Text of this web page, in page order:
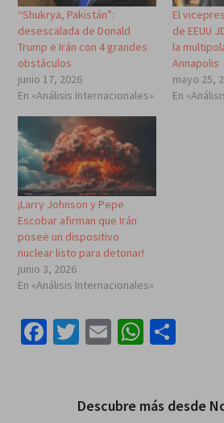
“Shukrya, Pakistán”:
desescalada de Donald
Trump e Irán con 4 grandes
obstáculos
junio 17, 2026
En «Análisis Internacionales»
El
de EEUU
la
Annapolis
mayo 25,
En
¡Larry Johnson y Pepe
Escobar afirman que Irán
posee un dispositivo
nuclear listo para detonar!
junio 3, 2026
En «Análisis Internacionales»
Facebook
Twitter
Email
Descubre más desde